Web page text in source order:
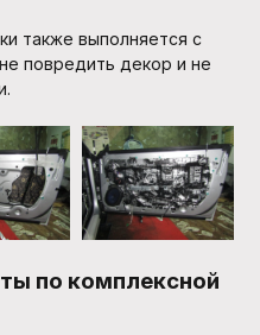
также выполняется с
повредить декор и не
по комплексной